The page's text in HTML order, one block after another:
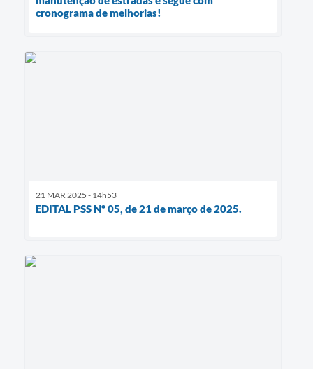
cronograma de melhorias!
21 MAR 2025 - 14h53
EDITAL PSS Nº 05, de 21 de março de 2025.